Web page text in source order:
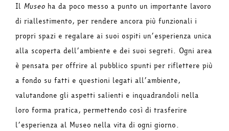
Il Museo ha da poco messo a punto un importante lavoro
di riallestimento, per rendere ancora più funzionali i
propri spazi e regalare ai suoi ospiti un’esperienza unica
alla scoperta dell’ambiente e dei suoi segreti. Ogni area
è pensata per offrire al pubblico spunti per riflettere più
a fondo su fatti e questioni legati all’ambiente,
valutandone gli aspetti salienti e inquadrandoli nella
loro forma pratica, permettendo così di trasferire
l’esperienza al Museo nella vita di ogni giorno.